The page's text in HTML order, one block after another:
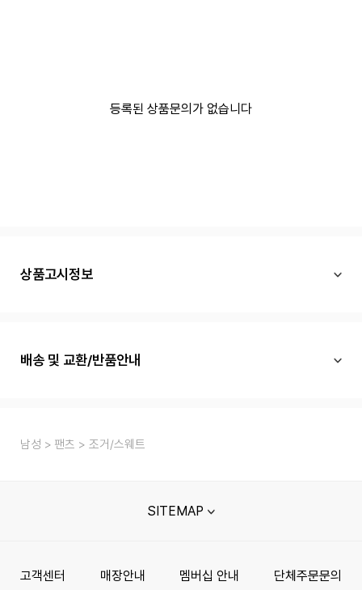
등록된 상품문의가 없습니다
상품고시정보
배송 및 교환/반품안내
남성 팬츠 조거/스웨트
SITEMAP
고객센터 매장안내 멤버십 안내 단체주문문의